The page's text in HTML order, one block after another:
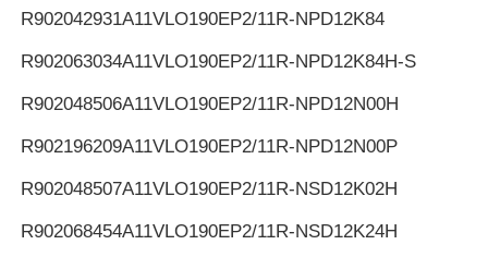
R902042931A11VLO190EP2/11R-NPD12K84
R902063034A11VLO190EP2/11R-NPD12K84H-S
R902048506A11VLO190EP2/11R-NPD12N00H
R902196209A11VLO190EP2/11R-NPD12N00P
R902048507A11VLO190EP2/11R-NSD12K02H
R902068454A11VLO190EP2/11R-NSD12K24H